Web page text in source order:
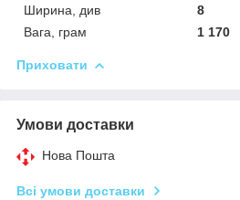
Ширина, див
8
Вага, грам
1 170
Приховати
Умови доставки
Нова Пошта
Всі умови доставки